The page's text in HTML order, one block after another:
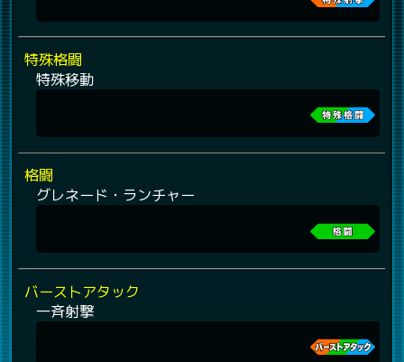
特殊格闘
特殊移動
格闘
グレネード・ランチャー
バーストアタック
一斉射撃